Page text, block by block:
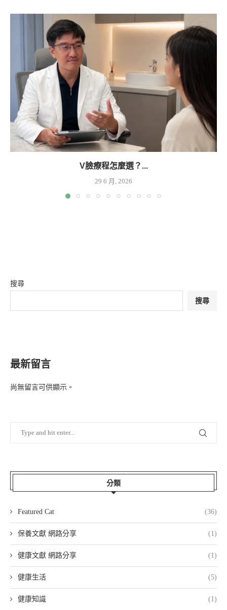
V臉療程怎麼選？...
29 6 月, 2026
搜尋
搜尋
最新留言
尚無留言可供顯示。
分類
Featured Cat (36)
保養文獻 網路分享 (1)
健康文獻 網路分享 (1)
健康生活 (5)
健康知識 (1)